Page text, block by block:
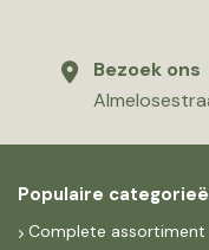
Bezoek ons
Populaire
Complete assortiment